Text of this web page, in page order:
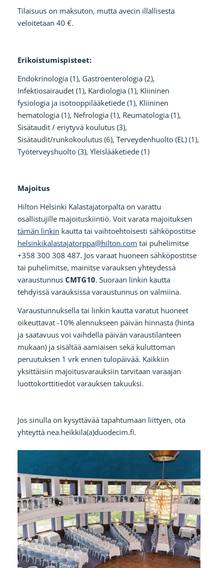
Tilaisuus on maksuton, mutta avecin illallisesta
veloitetaan 40 €.
Erikoistumispisteet:
Endokrinologia (1), Gastroenterologia (2),
Infektiosairaudet (1), Kardiologia (1), Kliininen
fysiologia ja isotooppilääketiede (1), Kliininen
hematologia (1), Nefrologia (1), Reumatologia (1),
Sisätaudit / eriytyvä koulutus (3),
Sisätaudit/runkokoulutus (6), Terveydenhuolto (EL) (1),
Työterveyshuolto (3), Yleislääketiede (1)
Majoitus
Hilton Helsinki Kalastajatorpalta on varattu
osallistujille majoituskiintiö. Voit varata majoituksen
tämän linkin kautta tai vaihtoehtoisesti sähköpostitse
helsinkikalastajatorppa@hilton.com tai puhelimitse
+358 300 308 487. Jos varaat huoneen sähköpostitse
tai puhelimitse, mainitse varauksen yhteydessä
varaustunnus CMTG10. Suoraan linkin kautta
tehdyissä varauksissa varaustunnus on valmiina.
Varaustunnuksella tai linkin kautta varatut huoneet
oikeuttavat -10% alennukseen päivän hinnasta (hinta
ja saatavuus voi vaihdella päivän varaustilanteen
mukaan) ja sisältää aamiaisen sekä kuluttoman
peruutuksen 1 vrk ennen tulopäivää. Kaikkiin
yksittäisiin majoitusvarauksiin tarvitaan varaajan
luottokorttitiedot varauksen takuuksi.
Jos sinulla on kysyttävää tapahtumaan liittyen, ota
yhteyttä nea.heikkila(a)duodecim.fi.